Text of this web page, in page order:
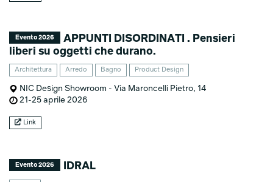
Evento 2026
APPUNTI DISORDINATI . Pensieri
liberi su oggetti che durano.
Architettura Arredo Bagno Product Design
NIC Design Showroom - Via Maroncelli Pietro, 14
21-25 aprile 2026
Link
Evento 2026 IDRAL